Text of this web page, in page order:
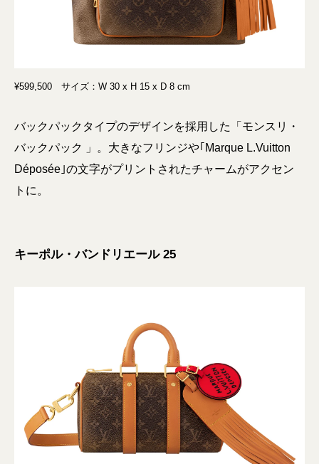
¥599,500 サイズ：W 30 x H 15 x D 8 cm
バックパックタイプのデザインを採用した「モンスリ・
バックパック 」。大きなフリンジや｢Marque L.Vuitton
Déposée｣の文字がプリントされたチャームがアクセン
トに。
キーポル・バンドリエール 25